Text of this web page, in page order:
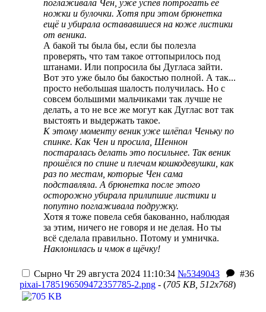
поглаживала Чен, уже успев потрогать её
ножки и булочки. Хотя при этом брюнетка
ещё и убирала остававшиеся на коже листики
от веника.
А бакой ты была бы, если бы полезла
проверять, что там такое оттопырилось под
штанами. Или попросила бы Дугласа зайти.
Вот это уже было бы бакостью полной. А так...
просто небольшая шалость получилась. Но с
совсем большими мальчиками так лучше не
делать, а то не все же могут как Дуглас вот так
выстоять и выдержать такое.
К этому моменту веник уже шлёпал Ченьку по
спинке. Как Чен и просила, Шеннон
постаралась делать это посильнее. Так веник
прошёлся по спине и плечам кошкодевушки, как
раз по местам, которые Чен сама
подставляла. А брюнетка после этого
осторожно убирала прилипшие листики и
попутно поглаживала подружку.
Хотя я тоже повела себя бакованно, наблюдая
за этим, ничего не говоря и не делая. Но ты
всё сделала правильно. Потому и умничка.
Наклонилась и чмок в щёчку!
Сырно Чт 29 августа 2024 11:10:34 №5349043
#36
pixai-1785196509472357785-2.png - (705 KB, 512x768)